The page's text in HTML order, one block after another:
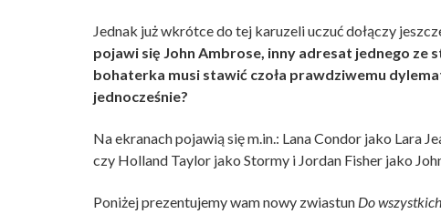
Jednak już wkrótce do tej karuzeli uczuć dołączy
pojawi się John Ambrose, inny adresat jednego ze
bohaterka musi stawić czoła prawdziwemu
jednocześnie?
Na ekranach pojawią się m.in.: Lana Condor jako Lara
czy Holland Taylor jako Stormy i Jordan Fisher jako
Poniżej prezentujemy wam nowy zwiastun Do